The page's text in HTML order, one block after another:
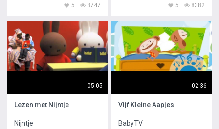
8747
5 8382
5
05:05
Lezen met Nijntje
Nijntje
02:36
Vijf Kleine Aapjes
BabyTV